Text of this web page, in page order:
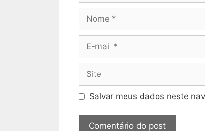
Salvar meus dados neste